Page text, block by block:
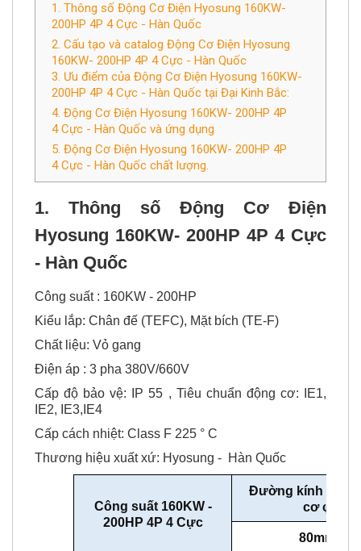
1. Thông số Động Cơ Điện Hyosung 160KW-
200HP 4P 4 Cực - Hàn Quốc
2. Cấu tạo và catalog Động Cơ Điện Hyosung
160KW- 200HP 4P 4 Cực - Hàn Quốc
3. Ưu điểm của Động Cơ Điện Hyosung 160KW-
200HP 4P 4 Cực - Hàn Quốc tại Đại Kinh Bắc:
4. Động Cơ Điện Hyosung 160KW- 200HP 4P
4 Cực - Hàn Quốc và ứng dụng
5. Động Cơ Điện Hyosung 160KW- 200HP 4P
4 Cực - Hàn Quốc chất lượng.
1. Thông số Động Cơ Điện
Hyosung 160KW- 200HP 4P 4 Cực
- Hàn Quốc
Công suất : 160KW - 200HP
Kiểu lắp: Chân đế (TEFC), Mặt bích (TE-F)
Chất liệu: Vỏ gang
Điện áp : 3 pha 380V/660V
Cấp độ bảo vệ: IP 55 , Tiêu chuẩn động cơ: IE1,
IE2, IE3,IE4
Cấp cách nhiệt: Class F 225 ° C
Thương hiệu xuất xứ: Hyosung - Hàn Quốc
Công suất 160KW -
200HP 4P 4 Cực
Đường kính trục
cơφ
80mm